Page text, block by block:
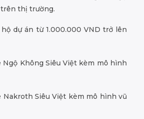
thị trường.
hộ dự án từ 1.000.000 VND trở lên
Không Siêu Việt kèm mô hình
Nakroth Siêu Việt kèm mô hình vũ